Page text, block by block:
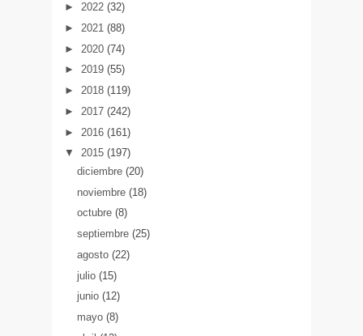
► 2022 (32)
► 2021 (88)
► 2020 (74)
► 2019 (55)
► 2018 (119)
► 2017 (242)
► 2016 (161)
▼ 2015 (197)
diciembre (20)
noviembre (18)
octubre (8)
septiembre (25)
agosto (22)
julio (15)
junio (12)
mayo (8)